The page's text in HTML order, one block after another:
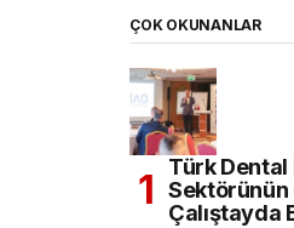
ÇOK OKUNANLAR
Türk
Sektörünün
Çalıştayda